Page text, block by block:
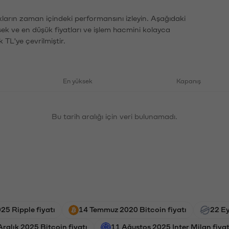
zaman içindeki performansını izleyin. Aşağıdaki
ve en düşük fiyatları ve işlem hacmini kolayca
TL'ye çevrilmiştir.
En yüksek Kapanış
Bu tarih aralığı için veri bulunamadı.
Ripple fiyatı 14 Temmuz 2020 Bitcoin fiyatı 22
2025 Bitcoin fiyatı 11 Ağustos 2025 Inter Milan